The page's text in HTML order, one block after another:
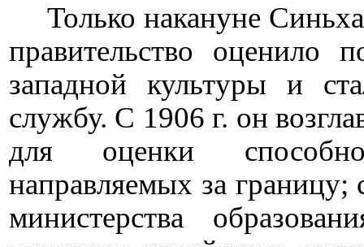
Только накануне
правительство оценило
западной культуры и
службу. С 1906 г. он
для оценки
направляемых за границу;
министерства